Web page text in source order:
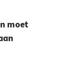
moet